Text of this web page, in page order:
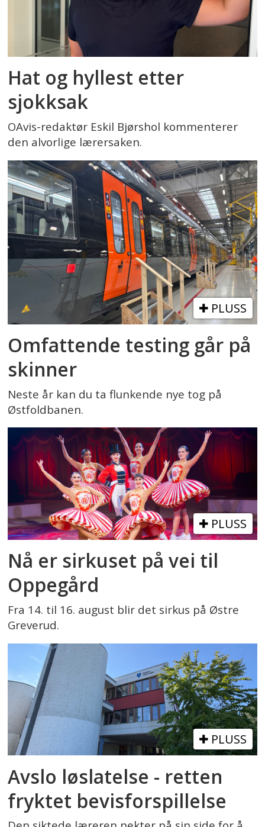
Hat og hyllest etter
sjokksak
OAvis-redaktør Eskil Bjørshol kommenterer
den alvorlige lærersaken.
PLUSS
Omfattende testing går på
skinner
Neste år kan du ta flunkende nye tog på
Østfoldbanen.
PLUSS
Nå er sirkuset på vei til
Oppegård
Fra 14. til 16. august blir det sirkus på Østre
Greverud.
PLUSS
Avslo løslatelse - retten
fryktet bevisforspillelse